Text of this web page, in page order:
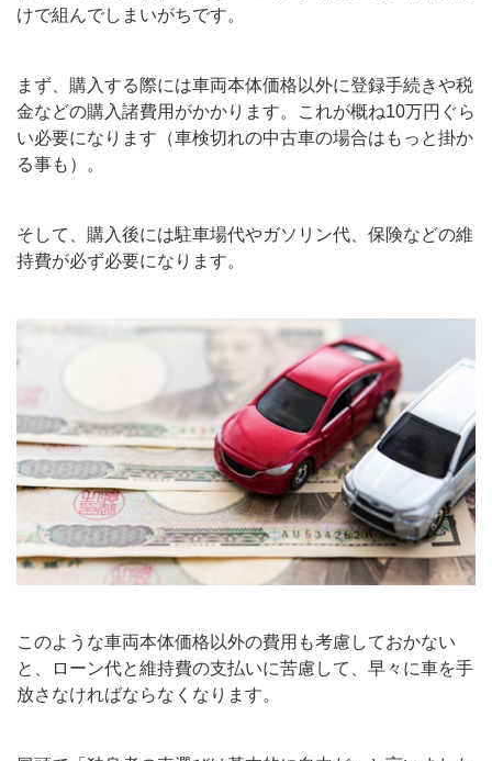
けで組んでしまいがちです。
まず、購入する際には車両本体価格以外に登録手続きや税
金などの購入諸費用がかかります。これが概ね10万円ぐら
い必要になります（車検切れの中古車の場合はもっと掛か
る事も）。
そして、購入後には駐車場代やガソリン代、保険などの維
持費が必ず必要になります。
このような車両本体価格以外の費用も考慮しておかない
と、ローン代と維持費の支払いに苦慮して、早々に車を手
放さなければならなくなります。